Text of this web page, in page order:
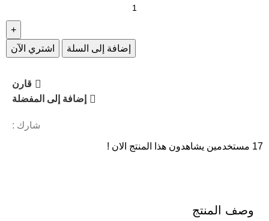
إضافة إلى السلة اشتري الآن
قارن
إضافة إلى المفضلة
شارك :
17 مستخدمين يشاهدون هذا المنتج الان !
وصف المنتج